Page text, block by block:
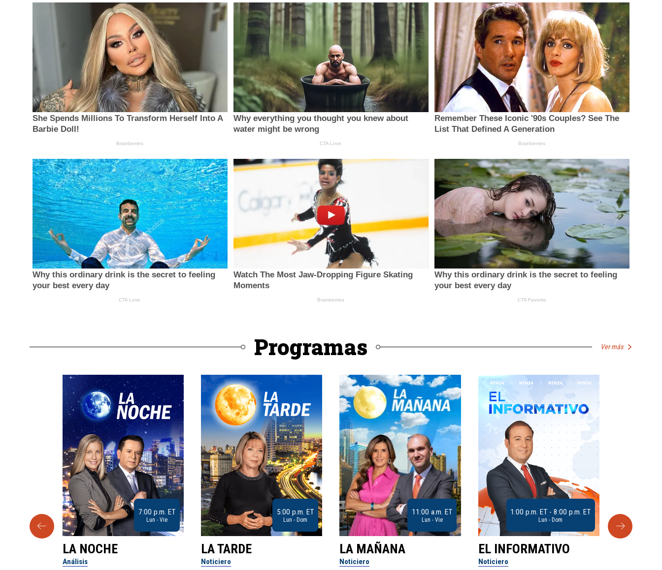
Programas Ver más
7:00 p.m. ET
Lun - Vie
LA NOCHE
Análisis
5:00 p.m. ET
Lun - Dom
LA TARDE
Noticiero
11:00 a.m. ET
Lun - Vie
LA MAÑANA
Noticiero
1:00 p.m. ET - 8:00 p.m. ET
Lun - Dom
EL INFORMATIVO
Noticiero